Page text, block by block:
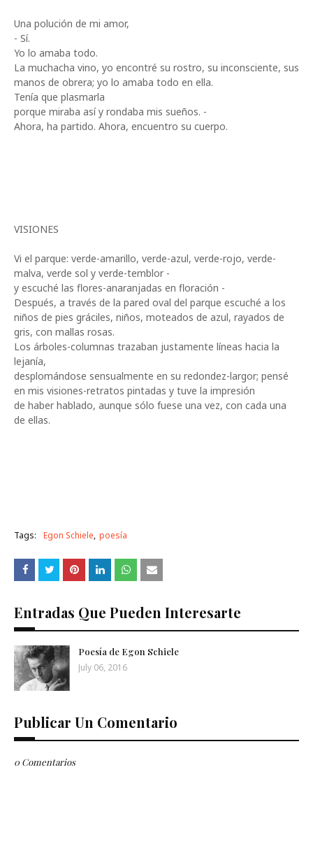
Una polución de mi amor,
- Sí.
Yo lo amaba todo.
La muchacha vino, yo encontré su rostro, su inconsciente, sus
manos de obrera; yo lo amaba todo en ella.
Tenía que plasmarla
porque miraba así y rondaba mis sueños. -
Ahora, ha partido. Ahora, encuentro su cuerpo.
VISIONES
Vi el parque: verde-amarillo, verde-azul, verde-rojo, verde-
malva, verde sol y verde-temblor -
y escuché las flores-anaranjadas en floración -
Después, a través de la pared oval del parque escuché a los
niños de pies gráciles, niños, moteados de azul, rayados de
gris, con mallas rosas.
Los árboles-columnas trazaban justamente líneas hacia la
lejanía,
desplomándose sensualmente en su redondez-largor; pensé
en mis visiones-retratos pintadas y tuve la impresión
de haber hablado, aunque sólo fuese una vez, con cada una
de ellas.
Tags: Egon Schiele poesía
Entradas Que Pueden Interesarte
Poesía de Egon Schiele
July 06, 2016
Publicar Un Comentario
0 Comentarios